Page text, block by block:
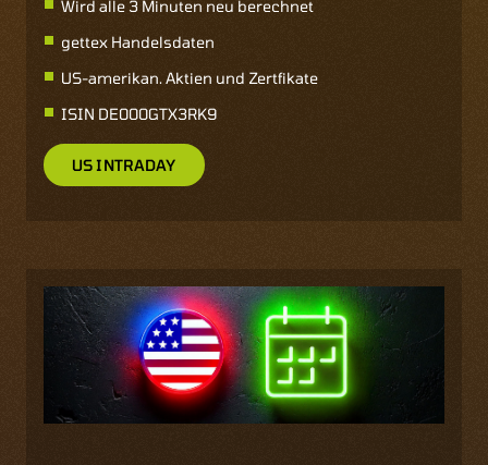
Wird alle 3 Minuten neu berechnet
gettex Handelsdaten
US-amerikan. Aktien und Zertfikate
ISIN DE000GTX3RK9
US INTRADAY